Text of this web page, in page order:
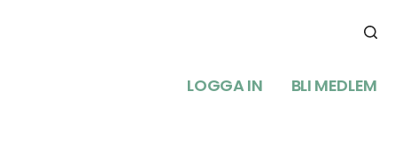
LOGGA IN BLI MEDLEM